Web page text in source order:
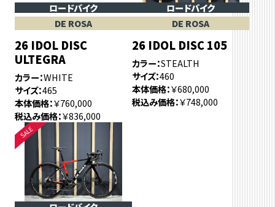
ロードバイク
DE ROSA
26 IDOL DISC
ULTEGRA
カラー WHITE
サイズ 465
本体価格 ￥760,000
税込み価格 ￥836,000
ロードバイク
DE ROSA
26 IDOL DISC 105
カラー STEALTH
サイズ 460
本体価格 ￥680,000
税込み価格 ￥748,000